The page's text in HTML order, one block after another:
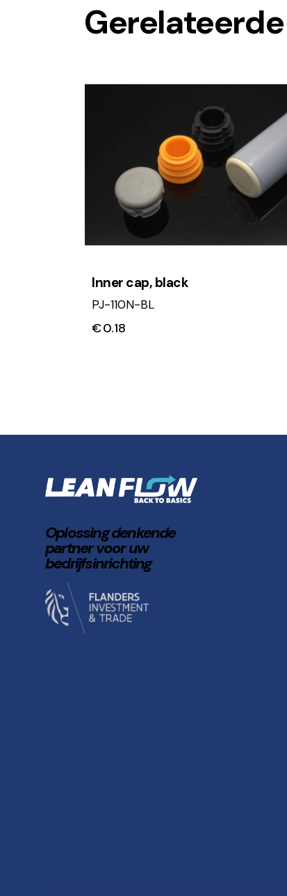
Inner cap, black
PJ-110N-BL
€0.18
Oplossing denkende
partner voor uw
bedrijfsinrichting